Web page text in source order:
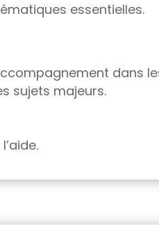
essentielles.
dans
sujets majeurs.